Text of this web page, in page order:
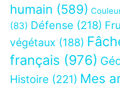
humain (589)
(83) Défense (218)
végétaux (188)
français (976)
Histoire (221) Mes